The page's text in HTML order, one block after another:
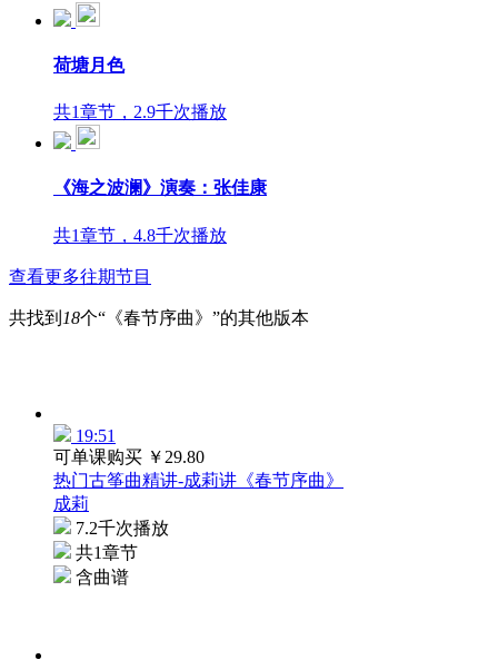
荷塘月色
共1章节，2.9千次播放
《海之波澜》演奏：张佳康
共1章节，4.8千次播放
查看更多往期节目
共找到 18个“《春节序曲》”的其他版本
19:51
可单课购买 ￥29.80
热门古筝曲精讲-成莉讲《春节序曲》
成莉
7.2千次播放
共1章节
含曲谱